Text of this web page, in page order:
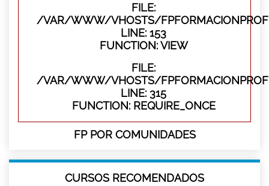
FILE:
/VAR/WWW/VHOSTS/
LINE: 153
FUNCTION: VIEW
FILE:
/VAR/WWW/VHOSTS/
LINE: 315
FUNCTION: REQUIRE_ONCE
FP POR COMUNIDADES
CURSOS RECOMENDADOS